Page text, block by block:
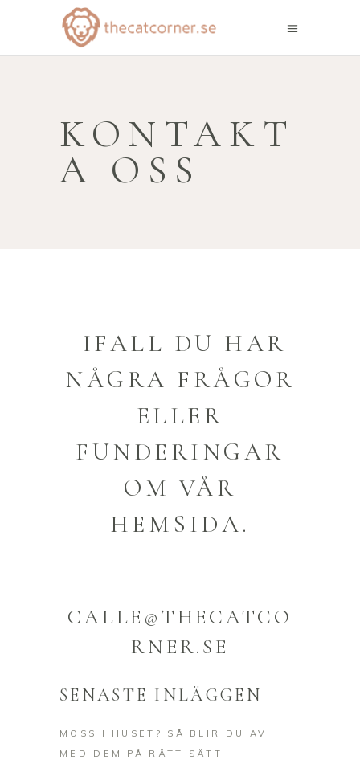
KONTAKT
A OSS
IFALL DU HAR
NÅGRA FRÅGOR
ELLER
FUNDERINGAR
OM VÅR
HEMSIDA.
CALLE@THECATCO
RNER.SE
SENASTE INLÄGGEN
MÖSS I HUSET? SÅ BLIR DU AV
MED DEM PÅ RÄTT SÄTT